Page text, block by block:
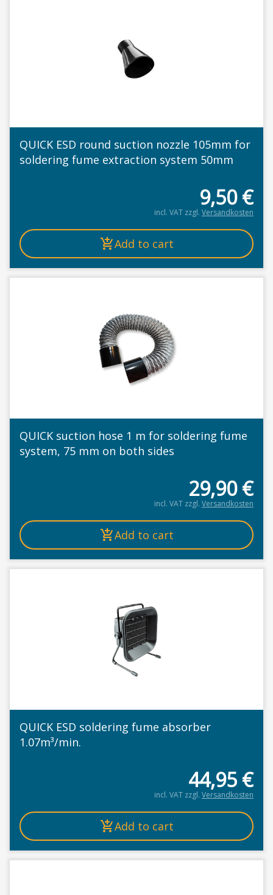
QUICK ESD round suction nozzle 105mm for
soldering fume extraction system 50mm
9,50€
incl. VAT zzgl. Versandkosten
Add to cart
QUICK suction hose 1 m for soldering fume
system, 75 mm on both sides
29,90€
incl. VAT zzgl. Versandkosten
Add to cart
QUICK ESD soldering fume absorber
1.07m³/min.
44,95 €
incl. VAT zzgl. Versandkosten
Add to cart